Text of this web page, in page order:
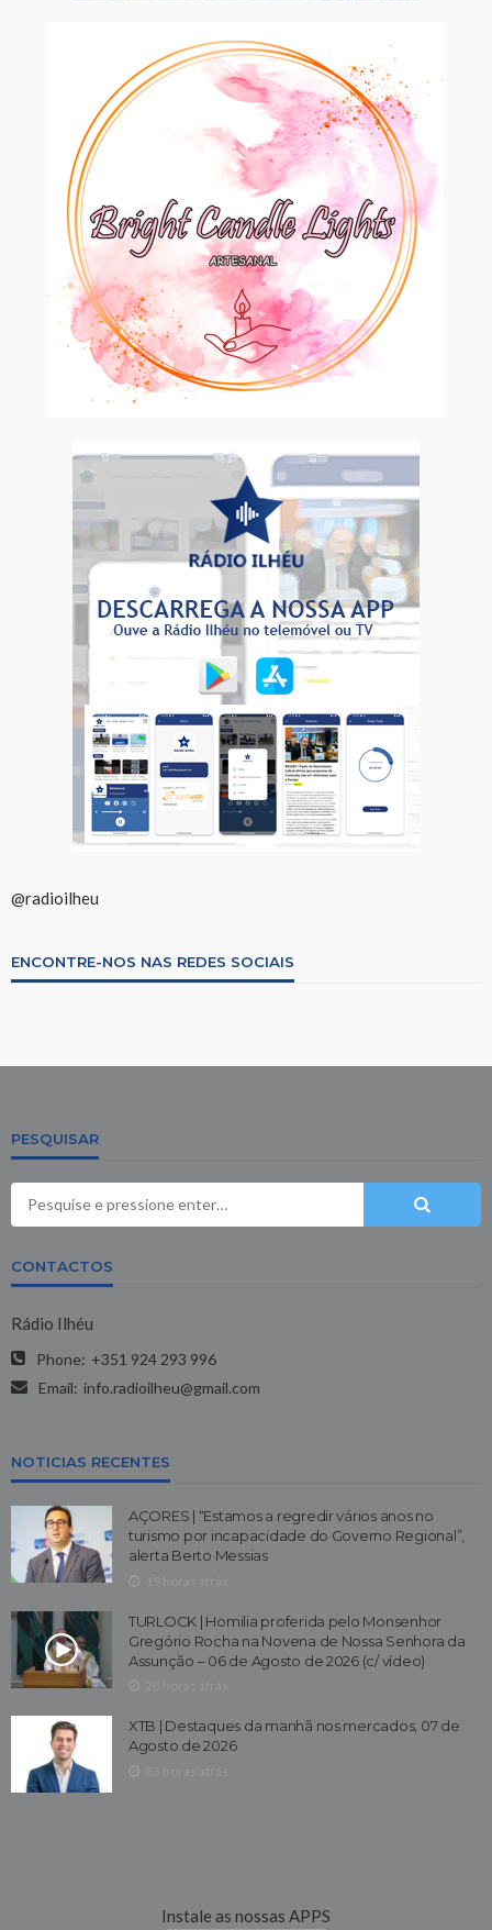
@radioilheu
ENCONTRE-NOS NAS REDES SOCIAIS
PESQUISAR
CONTACTOS
Rádio Ilhéu
Phone: +351 924 293 996
Email: info.radioilheu@gmail.com
NOTICIAS RECENTES
AÇORES | “Estamos a regredir vários anos no
turismo por incapacidade do Governo Regional”,
alerta Berto Messias
TURLOCK | Homilia proferida pelo Monsenhor
Gregório Rocha na Novena de Nossa Senhora da
Assunção – 06 de Agosto de 2026 (c/ vídeo)
XTB | Destaques da manhã nos mercados, 07 de
Agosto de 2026
Instale as nossas APPS